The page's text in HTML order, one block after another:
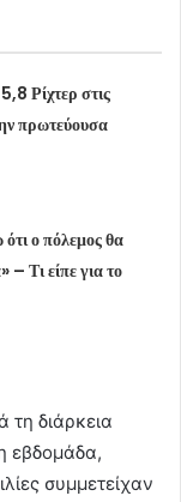
Ρίχτερ στις
πρωτεύουσα
ο πόλεμος θα
– Τι είπε για το
διάρκεια
εβδομάδα,
συμμετείχαν